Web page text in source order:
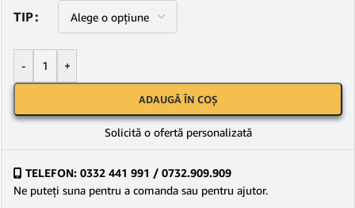
TIP
- +
ADAUGĂ ÎN COȘ
Solicită o ofertă personalizată
TELEFON: 0332 441 991 / 0732.909.909
Ne puteţi suna pentru a comanda sau pentru ajutor.